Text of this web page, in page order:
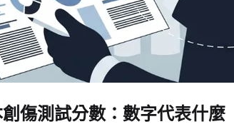
傷測試分數：數字代表什麼